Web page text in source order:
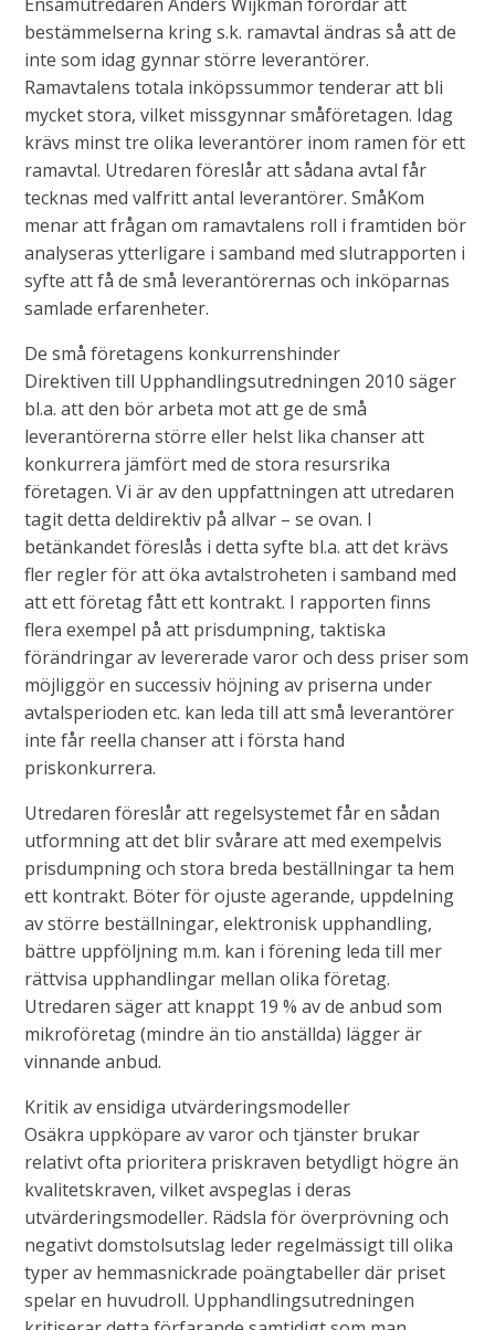
bestämmelserna kring s.k. ramavtal ändras så att de
inte som idag gynnar större leverantörer.
Ramavtalens totala inköpssummor tenderar att bli
mycket stora, vilket missgynnar småföretagen. Idag
krävs minst tre olika leverantörer inom ramen för ett
ramavtal. Utredaren föreslår att sådana avtal får
tecknas med valfritt antal leverantörer. SmåKom
menar att frågan om ramavtalens roll i framtiden bör
analyseras ytterligare i samband med slutrapporten i
syfte att få de små leverantörernas och inköparnas
samlade erfarenheter.
De små företagens konkurrenshinder
Direktiven till Upphandlingsutredningen 2010 säger
bl.a. att den bör arbeta mot att ge de små
leverantörerna större eller helst lika chanser att
konkurrera jämfört med de stora resursrika
företagen. Vi är av den uppfattningen att utredaren
tagit detta deldirektiv på allvar – se ovan. I
betänkandet föreslås i detta syfte bl.a. att det krävs
fler regler för att öka avtalstroheten i samband med
att ett företag fått ett kontrakt. I rapporten finns
flera exempel på att prisdumpning, taktiska
förändringar av levererade varor och dess priser som
möjliggör en successiv höjning av priserna under
avtalsperioden etc. kan leda till att små leverantörer
inte får reella chanser att i första hand
priskonkurrera.
Utredaren föreslår att regelsystemet får en sådan
utformning att det blir svårare att med exempelvis
prisdumpning och stora breda beställningar ta hem
ett kontrakt. Böter för ojuste agerande, uppdelning
av större beställningar, elektronisk upphandling,
bättre uppföljning m.m. kan i förening leda till mer
rättvisa upphandlingar mellan olika företag.
Utredaren säger att knappt 19 % av de anbud som
mikroföretag (mindre än tio anställda) lägger är
vinnande anbud.
Kritik av ensidiga utvärderingsmodeller
Osäkra uppköpare av varor och tjänster brukar
relativt ofta prioritera priskraven betydligt högre än
kvalitetskraven, vilket avspeglas i deras
utvärderingsmodeller. Rädsla för överprövning och
negativt domstolsutslag leder regelmässigt till olika
typer av hemmasnickrade poängtabeller där priset
spelar en huvudroll. Upphandlingsutredningen